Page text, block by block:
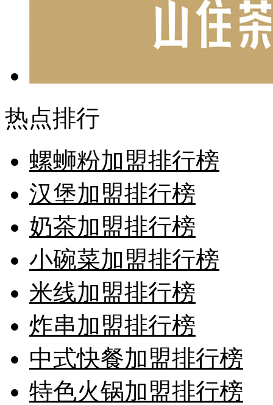
热点排行
螺蛳粉加盟排行榜
汉堡加盟排行榜
奶茶加盟排行榜
小碗菜加盟排行榜
米线加盟排行榜
炸串加盟排行榜
中式快餐加盟排行榜
特色火锅加盟排行榜